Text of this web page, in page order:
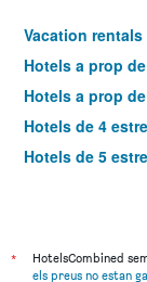
Vacation
Hotels a prop
Hotels a prop
Hotels de 4
Hotels de 5
*
HotelsCombined
els preus no estan